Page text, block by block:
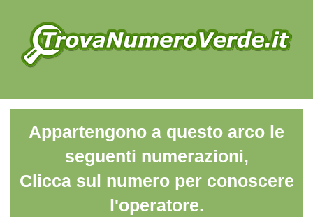
Appartengono a questo arco le
seguenti numerazioni,
Clicca sul numero per conoscere
l'operatore.